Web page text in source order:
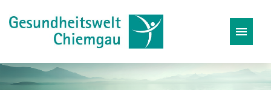
Stellenangebote